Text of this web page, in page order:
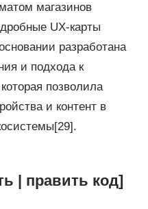
магазинов
UX-карты
разработана
и подхода к
позволила
и контент в
| править код]